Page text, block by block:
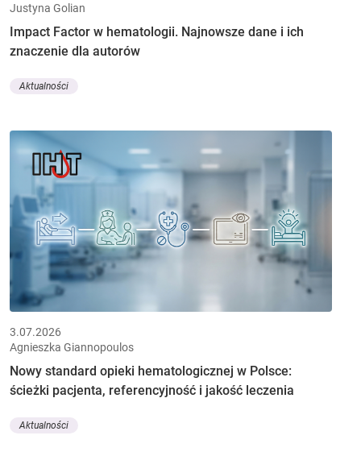
Justyna Golian
Impact Factor w hematologii. Najnowsze dane i ich
znaczenie dla autorów
Aktualności
3.07.2026
Agnieszka Giannopoulos
Nowy standard opieki hematologicznej w Polsce:
ścieżki pacjenta, referencyjność i jakość leczenia
Aktualności